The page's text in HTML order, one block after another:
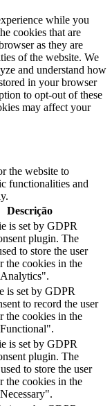
while you
cookies that are
as they are
of the website. We
and understand how
in your browser
to opt-out of these
may affect your
the website to
functionalities and
Descrição
is set by GDPR
plugin. The
to store the user
the cookies in the
is set by GDPR
to record the user
the cookies in the
is set by GDPR
plugin. The
to store the user
the cookies in the